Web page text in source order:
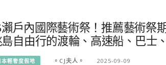
瀨戶內國際藝術祭！推薦藝術祭
自由行的渡輪、高速船、巴士
本輕奢度假地 。CJ夫人。 2025-09-09